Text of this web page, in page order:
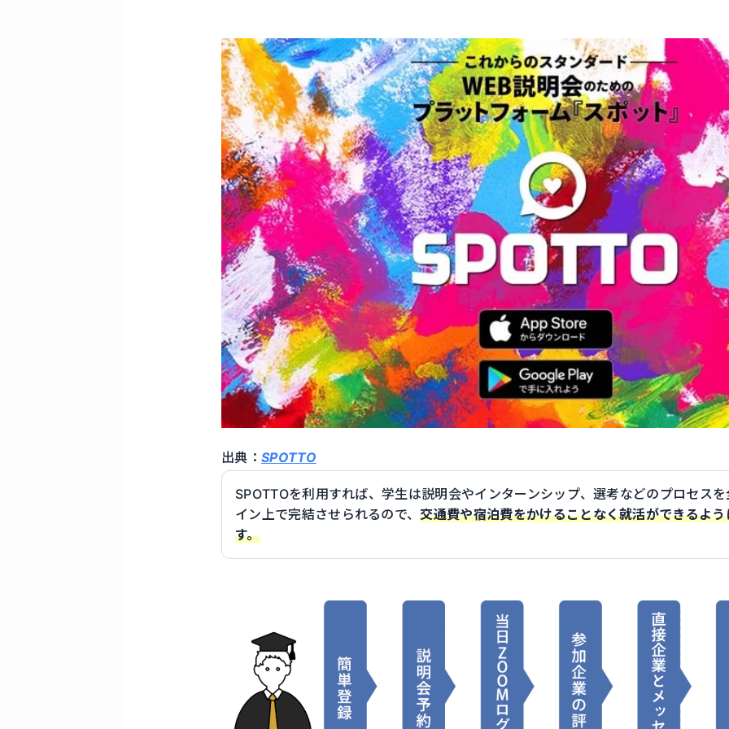
出典： SPOTTO
SPOTTOを利用すれば、学生は説明会やインターンシップ、選考などのプロセス
イン上で完結させられるので、交通費や宿泊費をかけることなく就活ができるよ
す。